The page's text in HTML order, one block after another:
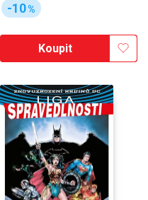
-10%
Koupit